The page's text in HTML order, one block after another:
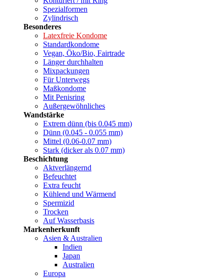
Spezialformen
Zylindrisch
Besonderes
Latexfreie Kondome
Standardkondome
Vegan, Öko/Bio, Fairtrade
Länger durchhalten
Mixpackungen
Für Unterwegs
Maßkondome
Mit Penisring
Außergewöhnliches
Wandstärke
Extrem dünn (bis 0.045 mm)
Dünn (0.045 - 0.055 mm)
Mittel (0.06-0.07 mm)
Stark (dicker als 0.07 mm)
Beschichtung
Aktverlängernd
Befeuchtet
Extra feucht
Kühlend und Wärmend
Spermizid
Trocken
Auf Wasserbasis
Markenherkunft
Asien & Australien
Indien
Japan
Australien
Europa